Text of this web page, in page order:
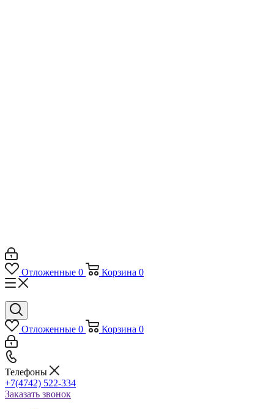
Отложенные 0 Корзина 0
Отложенные 0 Корзина 0
Телефоны
+7(4742) 522-334
Заказать звонок